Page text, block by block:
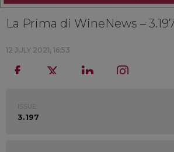
La Prima di WineNews –
12 JULY 2021, 16:53
ISSUE:
3.197